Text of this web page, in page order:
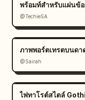
@TechieSA
ภาพพอร์ตเทรตบนด
@Sairah
ไพ่ทาโรต์สไตล์